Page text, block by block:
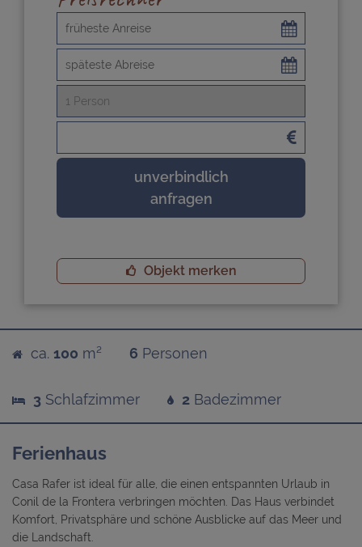
unverbindlich
anfragen
Objekt merken
ca. 100 m² 6 Personen
3 Schlafzimmer 2 Badezimmer
Ferienhaus
Casa Rafer ist ideal für alle, die einen entspannten Urlaub in
Conil de la Frontera verbringen möchten. Das Haus verbindet
Komfort, Privatsphäre und schöne Ausblicke auf das Meer und
die Landschaft.